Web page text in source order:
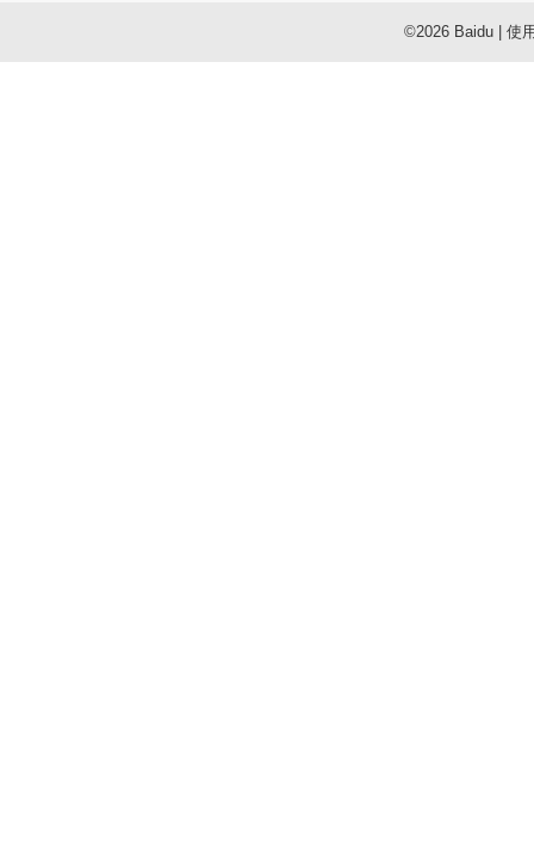
©2026 Baidu| 使